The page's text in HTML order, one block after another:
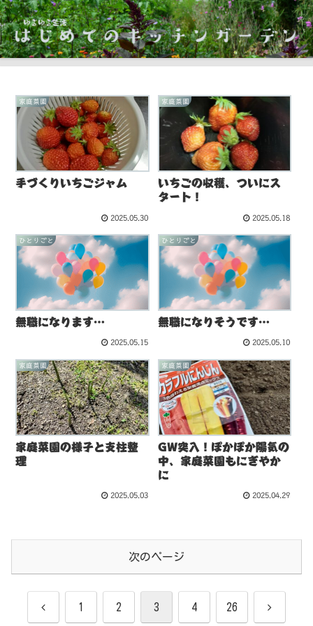
家庭菜園
手づくりいちごジャム
2025.05.30
家庭菜園
いちごの収穫、ついにス
タート！
2025.05.18
ひとりごと
無職になります…
2025.05.15
ひとりごと
無職になりそうです…
2025.05.10
家庭菜園
家庭菜園の様子と支柱整
理
2025.05.03
家庭菜園
GW突入！ぽかぽか陽気の
中、家庭菜園もにぎやか
に
2025.04.29
次のページ
前 1 2 3 4 26 次